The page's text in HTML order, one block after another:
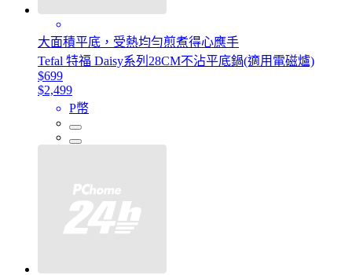
大面積平底，受熱均勻煎煮得心應手
Tefal 特福 Daisy系列28CM不沾平底鍋(適用電磁爐)
$699
$2,499
P幣